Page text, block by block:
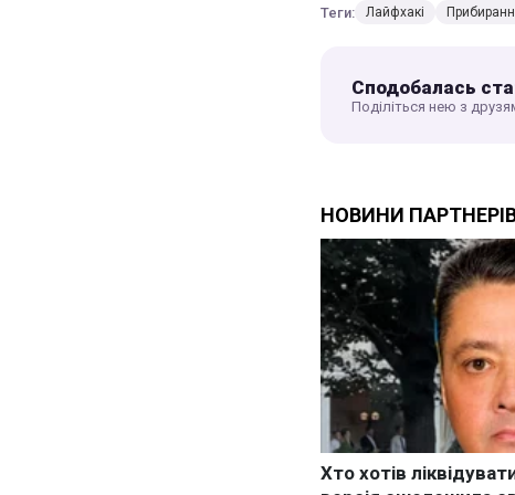
Теги: Лайфхакі
Сподобалась
Поділіться нею з